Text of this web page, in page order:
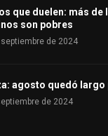
que duelen: más de
son pobres
de 2024
agosto quedó
de 2024